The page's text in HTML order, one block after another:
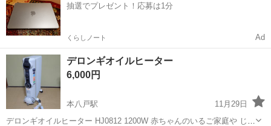
抽選でプレゼント！応募は1分
くらしノート Ad
デロンギオイルヒーター
6,000円
本八戸駅
11月29日
デロンギオイルヒーター HJ0812 1200W 赤ちゃんのいるご家庭や じん